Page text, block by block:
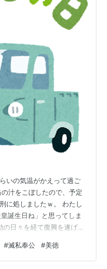
いの気温がかえって過ご
汁をこぼしたので、予定
に処しましたｗ。 わたし
誕生日ね」と思ってしま
日々を経て復興を遂げた
ーンに、 「いつ次の食い
れがどれほどの恐怖か」
#滅私奉公 #美徳